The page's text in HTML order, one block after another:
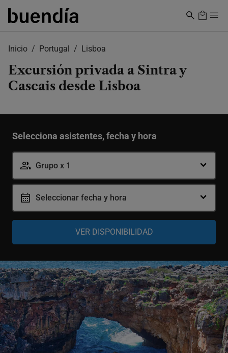
Skip
Inicio Portugal Lisboa
Excursión privada a Sintra y
Cascais desde Lisboa
Selecciona asistentes, fecha y hora
Grupo x 1
- +
Grupo
4-6 personas - +
Grupo
7-8 personas - +
Seleccionar fecha y hora